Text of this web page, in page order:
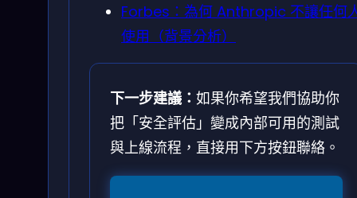
Forbes：為何 Anthropic 不讓任何
使用（背景分析）
下一步建議： 如果你希望我們協助你
把「安全評估」變成內部可用的測試
與上線流程，直接用下方按鈕聯絡。